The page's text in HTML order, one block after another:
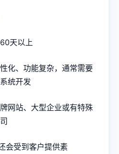
天以上
化、功能复杂，通常需要
统开发
网站、大型企业或有特殊
会受到客户提供素